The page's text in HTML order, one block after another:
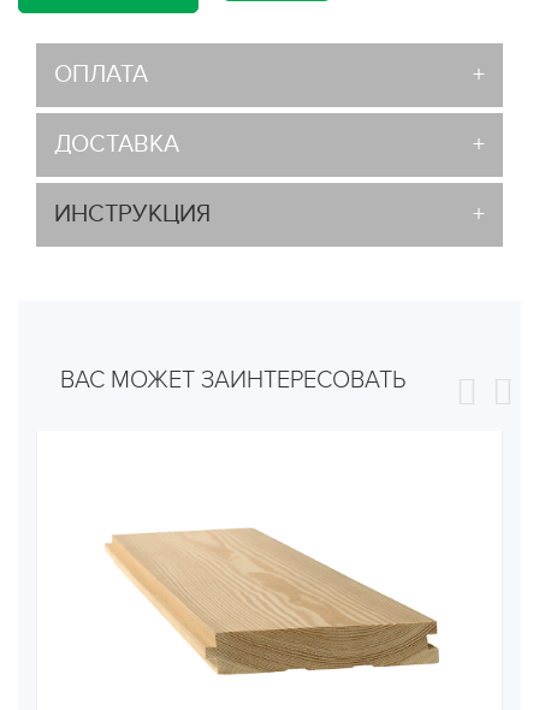
ОПЛАТА
ДОСТАВКА
ИНСТРУКЦИЯ
ВАС МОЖЕТ ЗАИНТЕРЕСОВАТЬ